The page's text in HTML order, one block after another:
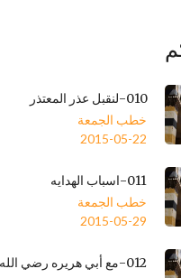
010-لنقبل عذر المعتذر
خطب الجمعة
2015-05-22
011-اسباب الهدايه
خطب الجمعة
2015-05-29
012-مع أبي هريره رضي الله عنه